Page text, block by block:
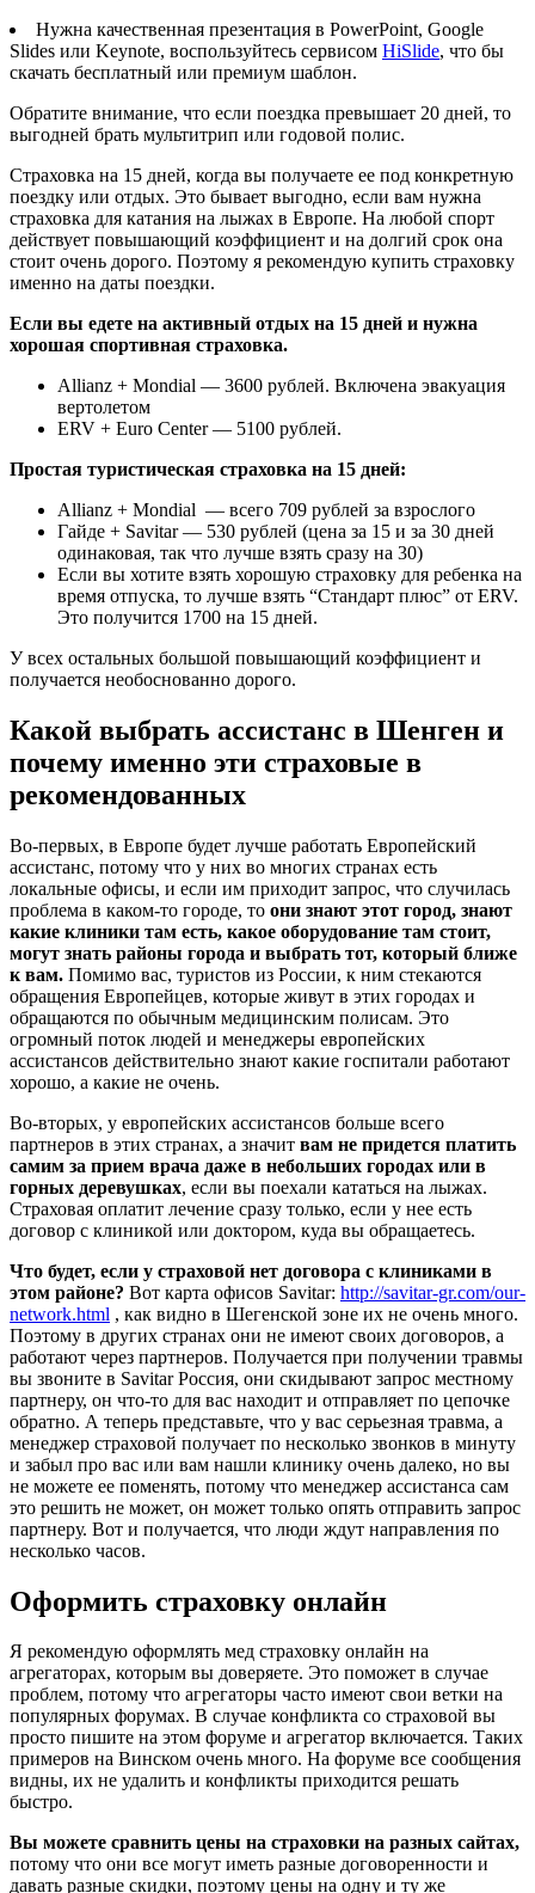
Нужна качественная презентация в PowerPoint, Google
Slides или Keynote, воспользуйтесь сервисом HiSlide, что бы
скачать бесплатный или премиум шаблон.
Обратите внимание, что если поездка превышает 20 дней, то
выгодней брать мультитрип или годовой полис.
Страховка на 15 дней, когда вы получаете ее под конкретную
поездку или отдых. Это бывает выгодно, если вам нужна
страховка для катания на лыжах в Европе. На любой спорт
действует повышающий коэффициент и на долгий срок она
стоит очень дорого. Поэтому я рекомендую купить страховку
именно на даты поездки.
Если вы едете на активный отдых на 15 дней и нужна
хорошая спортивная страховка.
Allianz + Mondial — 3600 рублей. Включена эвакуация
вертолетом
ERV + Euro Center — 5100 рублей.
Простая туристическая страховка на 15 дней:
Allianz + Mondial — всего 709 рублей за взрослого
Гайде + Savitar — 530 рублей (цена за 15 и за 30 дней
одинаковая, так что лучше взять сразу на 30)
Если вы хотите взять хорошую страховку для ребенка на
время отпуска, то лучше взять “Стандарт плюс” от ERV.
Это получится 1700 на 15 дней.
У всех остальных большой повышающий коэффициент и
получается необоснованно дорого.
Какой выбрать ассистанс в Шенген и
почему именно эти страховые в
рекомендованных
Во-первых, в Европе будет лучше работать Европейский
ассистанс, потому что у них во многих странах есть
локальные офисы, и если им приходит запрос, что случилась
проблема в каком-то городе, то они знают этот город, знают
какие клиники там есть, какое оборудование там стоит,
могут знать районы города и выбрать тот, который ближе
к вам. Помимо вас, туристов из России, к ним стекаются
обращения Европейцев, которые живут в этих городах и
обращаются по обычным медицинским полисам. Это
огромный поток людей и менеджеры европейских
ассистансов действительно знают какие госпитали работают
хорошо, а какие не очень.
Во-вторых, у европейских ассистансов больше всего
партнеров в этих странах, а значит вам не придется платить
самим за прием врача даже в небольших городах или в
горных деревушках, если вы поехали кататься на лыжах.
Страховая оплатит лечение сразу только, если у нее есть
договор с клиникой или доктором, куда вы обращаетесь.
Что будет, если у страховой нет договора с клиниками в
этом районе? Вот карта офисов Savitar: http://savitar-gr.com/our-
network.html , как видно в Шегенской зоне их не очень много.
Поэтому в других странах они не имеют своих договоров, а
работают через партнеров. Получается при получении травмы
вы звоните в Savitar Россия, они скидывают запрос местному
партнеру, он что-то для вас находит и отправляет по цепочке
обратно. А теперь представьте, что у вас серьезная травма, а
менеджер страховой получает по несколько звонков в минуту
и забыл про вас или вам нашли клинику очень далеко, но вы
не можете ее поменять, потому что менеджер ассистанса сам
это решить не может, он может только опять отправить запрос
партнеру. Вот и получается, что люди ждут направления по
несколько часов.
Оформить страховку онлайн
Я рекомендую оформлять мед страховку онлайн на
агрегаторах, которым вы доверяете. Это поможет в случае
проблем, потому что агрегаторы часто имеют свои ветки на
популярных форумах. В случае конфликта со страховой вы
просто пишите на этом форуме и агрегатор включается. Таких
примеров на Винском очень много. На форуме все сообщения
видны, их не удалить и конфликты приходится решать
быстро.
Вы можете сравнить цены на страховки на разных сайтах,
потому что они все могут иметь разные договоренности и
давать разные скидки, поэтому цены на одну и ту же